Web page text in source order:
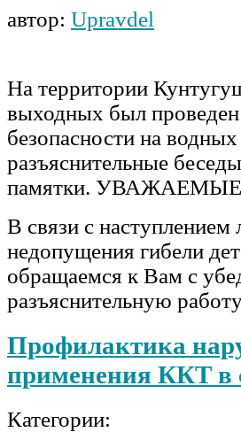
автор: Upravdel
На территории
выходных был
безопасности на
разъяснительные
памятки.
В связи с наступлением
недопущения гибели
обращаемся к Вам с
разъяснительную
Профилактика
применения ККТ в
Категории: